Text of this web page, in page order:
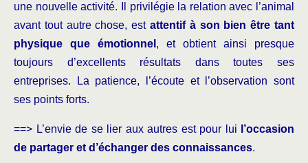
une nouvelle activité. Il privilégie la relation avec l’animal
avant tout autre chose, est attentif à son bien être tant
physique que émotionnel , et obtient ainsi presque
toujours d’excellents résultats dans toutes ses
entreprises. La patience, l’écoute et l’observation sont
ses points forts.
==> L’envie de se lier aux autres est pour lui
l’occasion
de partager et d’échanger des connaissances.